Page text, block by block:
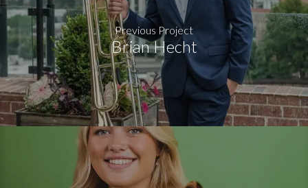
Previous Project
Brian Hecht